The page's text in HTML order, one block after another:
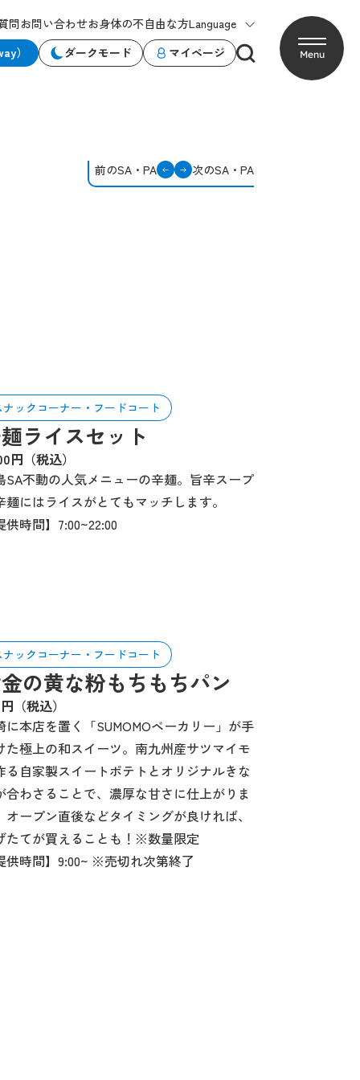
問お問い合わせお身体の不自由な方Language
）
ダークモード マイページ Menu
前のSA・PA 次のSA・PA
ナックコーナー・フードコート
ライスセット
円（税込）
SA不動の人気メニューの辛麺。旨辛スープ
麺にはライスがとてもマッチします。
供時間】7:00~22:00
ナックコーナー・フードコート
の黄な粉もちもちパン
（税込）
に本店を置く「SUMOMOベーカリー」が手
た極上の和スイーツ。南九州産サツマイモ
る自家製スイートポテトとオリジナルきな
合わさることで、濃厚な甘さに仕上がりま
オープン直後などタイミングが良ければ、
たてが買えることも！※数量限定
供時間】9:00~ ※売切れ次第終了